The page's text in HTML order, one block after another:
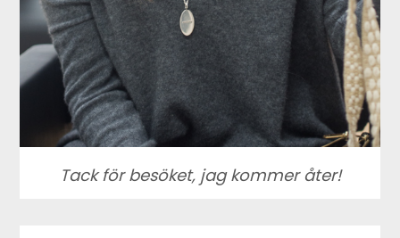
Tack för besöket, jag kommer åter!